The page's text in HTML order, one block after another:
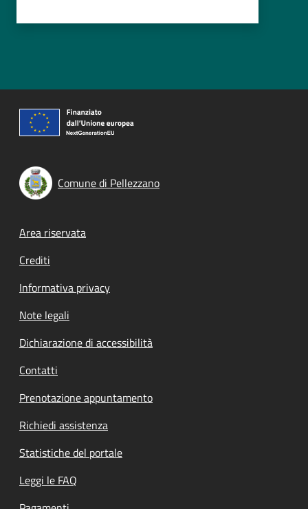
Comune di Pellezzano
Footer menu
Area riservata
Crediti
Informativa privacy
Note legali
Dichiarazione di accessibilità
Contatti
Prenotazione appuntamento
Richiedi assistenza
Statistiche del portale
Leggi le FAQ